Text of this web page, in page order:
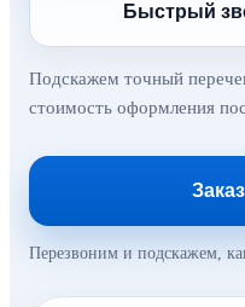
Быстрый
Подскажем точный
стоимость оформления
Перезвоним и подскажем,